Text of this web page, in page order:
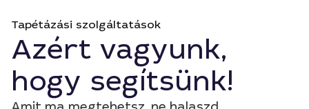
Tapétázási szolgáltatások
Azért vagyunk,
hogy segítsünk!